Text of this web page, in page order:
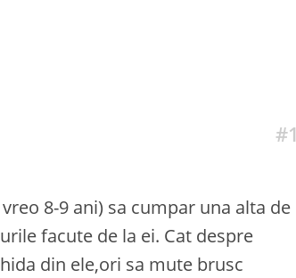
#1
8-9 ani) sa cumpar una alta de
facute de la ei. Cat despre
din ele,ori sa mute brusc